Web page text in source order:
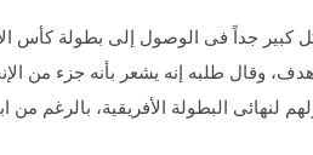
جداً فى الوصول إلى بطولة كأس
وقال طلبه إنه يشعر بأنه جزء من
البطولة الأفريقية، بالرغم من